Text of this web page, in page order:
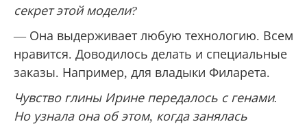
секрет этой модели?
— Она выдерживает любую технологию. Всем
нравится. Доводилось делать и специальные
заказы. Например, для владыки Филарета.
Чувство глины Ирине передалось с генами.
Но узнала она об этом, когда занялась